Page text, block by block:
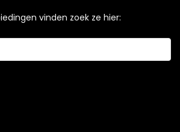
vinden zoek ze hier: